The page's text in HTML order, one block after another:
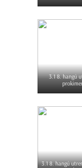
3.1 8. hangú
3.1 8. hangú